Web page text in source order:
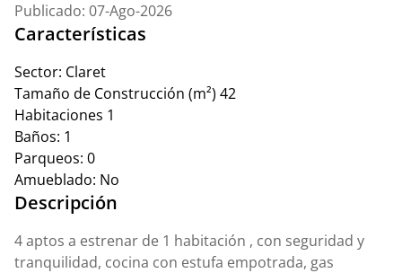
Publicado: 07-Ago-2026
Características
Sector: Claret
Tamaño de Construcción (m²) 42
Habitaciones 1
Baños: 1
Parqueos: 0
Amueblado: No
Descripción
4 aptos a estrenar de 1 habitación , con seguridad y
tranquilidad, cocina con estufa empotrada, gas